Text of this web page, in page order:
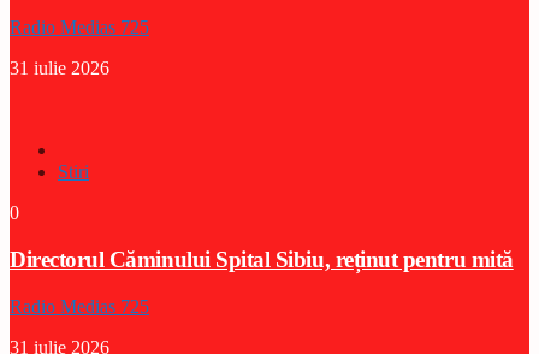
Radio Medias 725
31 iulie 2026
Stiri
0
Directorul Căminului Spital Sibiu, reținut pentru mită
Radio Medias 725
31 iulie 2026